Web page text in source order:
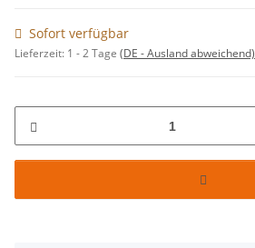
Sofort verfügbar
Lieferzeit: 1 - 2 Tage (DE - Ausland abweichend)